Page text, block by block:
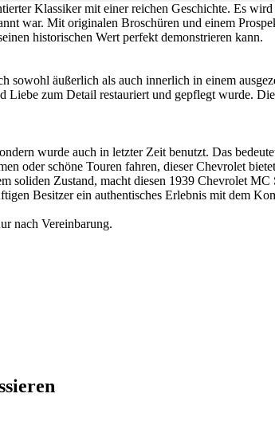
Klassiker mit einer reichen Geschichte. Es
war. Mit originalen Broschüren und einem
historischen Wert perfekt demonstrieren kann.
sowohl äußerlich als auch innerlich in einem
zum Detail restauriert und gepflegt wurde.
wurde auch in letzter Zeit benutzt. Das
oder schöne Touren fahren, dieser Chevrolet
soliden Zustand, macht diesen 1939 Chevrolet
Besitzer ein authentisches Erlebnis mit dem
nach Vereinbarung.